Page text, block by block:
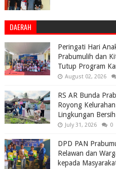
DAERAH
Peringati Hari
Prabumulih dan
Tutup Program
August 02, 2026
RS AR Bunda
Royong
Lingkungan
July 31, 2026 0
DPD PAN
Relawan dan
kepada